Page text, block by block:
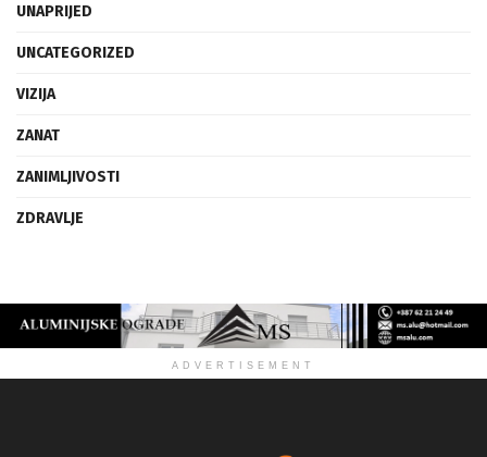
UNAPRIJED
UNCATEGORIZED
VIZIJA
ZANAT
ZANIMLJIVOSTI
ZDRAVLJE
ADVERTISEMENT